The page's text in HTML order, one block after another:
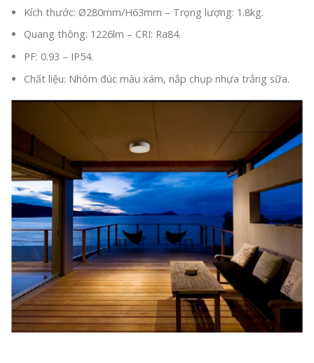
Kích thước: Ø280mm/H63mm – Trọng lượng: 1.8kg.
Quang thông: 1226lm – CRI: Ra84.
PF: 0.93 – IP54.
Chất liệu: Nhôm đúc màu xám, nắp chụp nhựa trắng sữa.